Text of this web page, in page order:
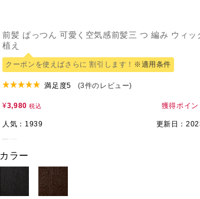
前髪 ぱっつん 可愛く空気感前髪三 つ 編み ウィッ
植え
クーポンを使えばさらに 割引します！ ※適用条件
満足度5 (3件のレビュー)
¥3,980 税込 獲得ポイン
人気：1939 更新日：
カラー